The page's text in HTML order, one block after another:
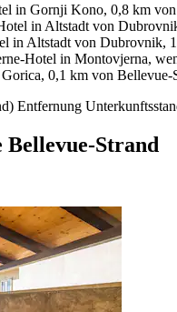
in Gornji Kono, 0,8 km
in Altstadt von
in Altstadt von Dubrovnik,
Hotel in Montovjerna,
0,1 km von
Entfernung
Bellevue-Strand